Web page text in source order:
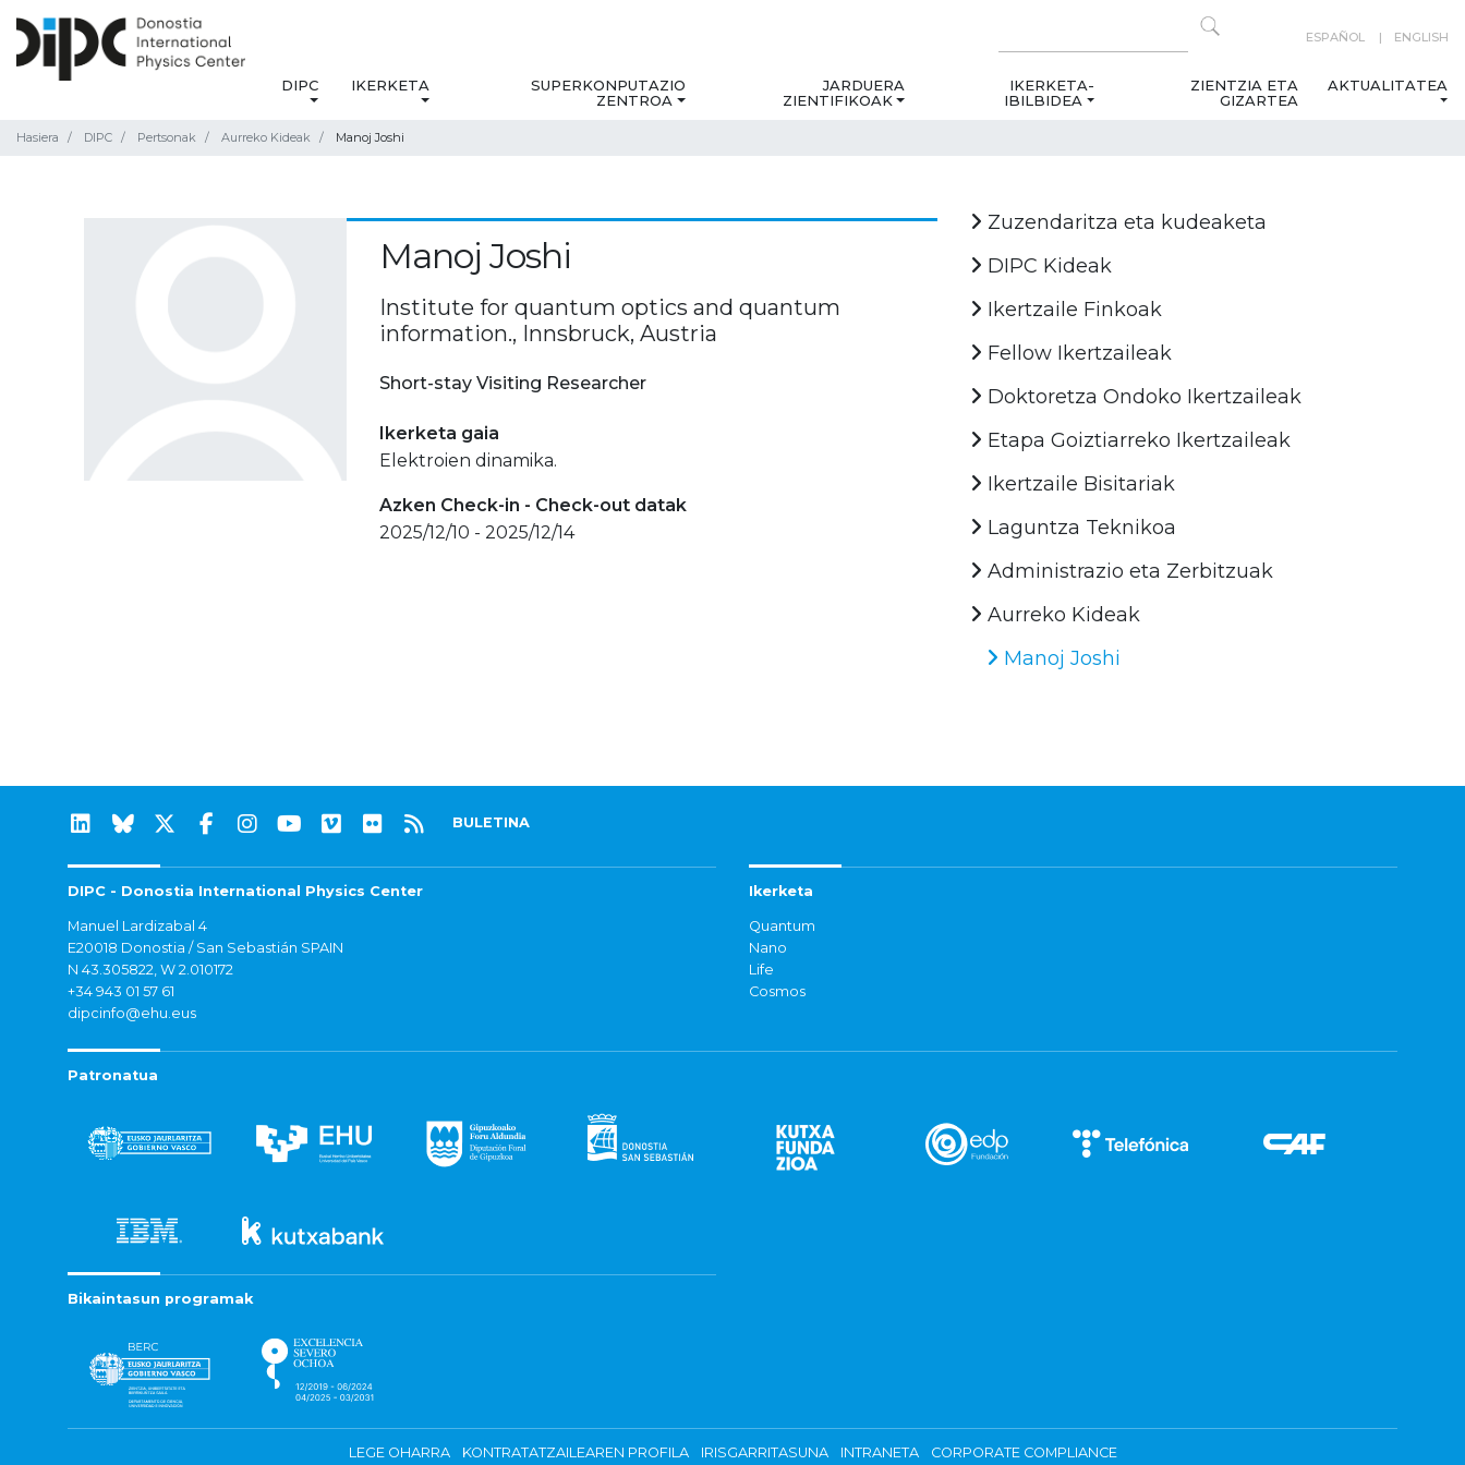
ESPAÑOL ENGLISH
DIPC IKERKETA
SUPERKONPUTAZIO
ZENTROA
JARDUERA
ZIENTIFIKOAK
IKERKETA-
IBILBIDEA
ZIENTZIA ETA
GIZARTEA
AKTUALITATEA
Hasiera DIPC Pertsonak Aurreko Kideak Manoj Joshi
Manoj Joshi
Institute for quantum optics and quantum
information., Innsbruck, Austria
Short-stay Visiting Researcher
Ikerketa gaia
Elektroien dinamika.
Azken Check-in - Check-out datak
2025/12/10 - 2025/12/14
Zuzendaritza eta kudeaketa
DIPC Kideak
Ikertzaile Finkoak
Fellow Ikertzaileak
Doktoretza Ondoko Ikertzaileak
Etapa Goiztiarreko Ikertzaileak
Ikertzaile Bisitariak
Laguntza Teknikoa
Administrazio eta Zerbitzuak
Aurreko Kideak
Manoj Joshi
BULETINA
DIPC - Donostia International Physics Center
Manuel Lardizabal 4
E20018 Donostia / San Sebastián SPAIN
N 43.305822, W 2.010172
+34 943 01 57 61
dipcinfo@ehu.eus
Ikerketa
Quantum
Nano
Life
Cosmos
Patronatua
Bikaintasun programak
LEGE OHARRA KONTRATATZAILEAREN PROFILA IRISGARRITASUNA INTRANETA CORPORATE COMPLIANCE